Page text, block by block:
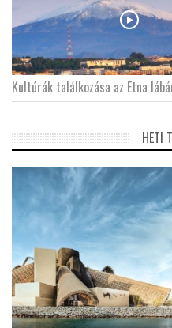
Kultúrák találkozása az Etna
HETI